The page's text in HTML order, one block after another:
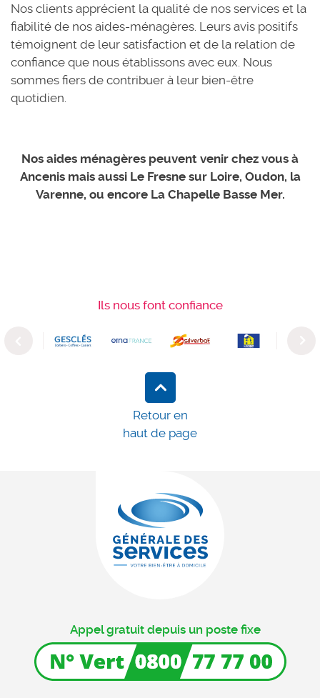
Nos clients apprécient la qualité de nos services et la
fiabilité de nos aides-ménagères. Leurs avis positifs
témoignent de leur satisfaction et de la relation de
confiance que nous établissons avec eux. Nous
sommes fiers de contribuer à leur bien-être
quotidien.
Nos aides ménagères peuvent venir chez vous à
Ancenis mais aussi Le Fresne sur Loire, Oudon, la
Varenne, ou encore La Chapelle Basse Mer.
Ils nous font confiance
Previous Next
Appel gratuit depuis un poste fixe
Retour en
haut de page